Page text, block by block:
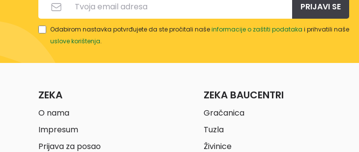
PRIJAVI SE
Odabirom nastavka potvrđujete da ste pročitali našeinformacije o zaštiti podataka i prihvatili naše
uslove korištenja.
ZEKA
O nama
Impresum
Prijava za posao
ZEKA BAUCENTRI
Gračanica
Tuzla
Živinice